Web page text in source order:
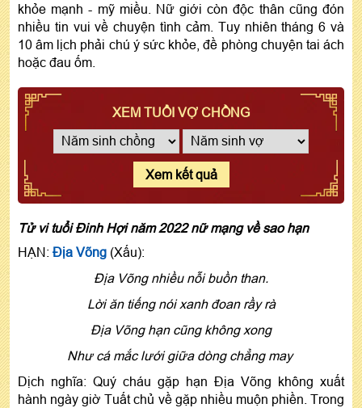
khỏe mạnh - mỹ miều. Nữ giới còn độc thân cũng đón
nhiều tin vui về chuyện tình cảm. Tuy nhiên tháng 6 và
10 âm lịch phải chú ý sức khỏe, đề phòng chuyện tai ách
hoặc đau ốm.
XEM TUỔI VỢ CHỒNG
Xem kết quả
Tử vi tuổi Đinh Hợi năm 2022 nữ mạng về sao hạn
HẠN: Địa Võng (Xấu):
Địa Võng nhiều nỗi buồn than.
Lời ăn tiếng nói xanh đoan rầy rà
Ðịa Võng hạn cũng không xong
Như cá mắc lưới giữa dòng chẳng may
Dịch nghĩa: Quý cháu gặp hạn Địa Võng không xuất
hành ngày giờ Tuất chủ về gặp nhiều muộn phiền. Trong